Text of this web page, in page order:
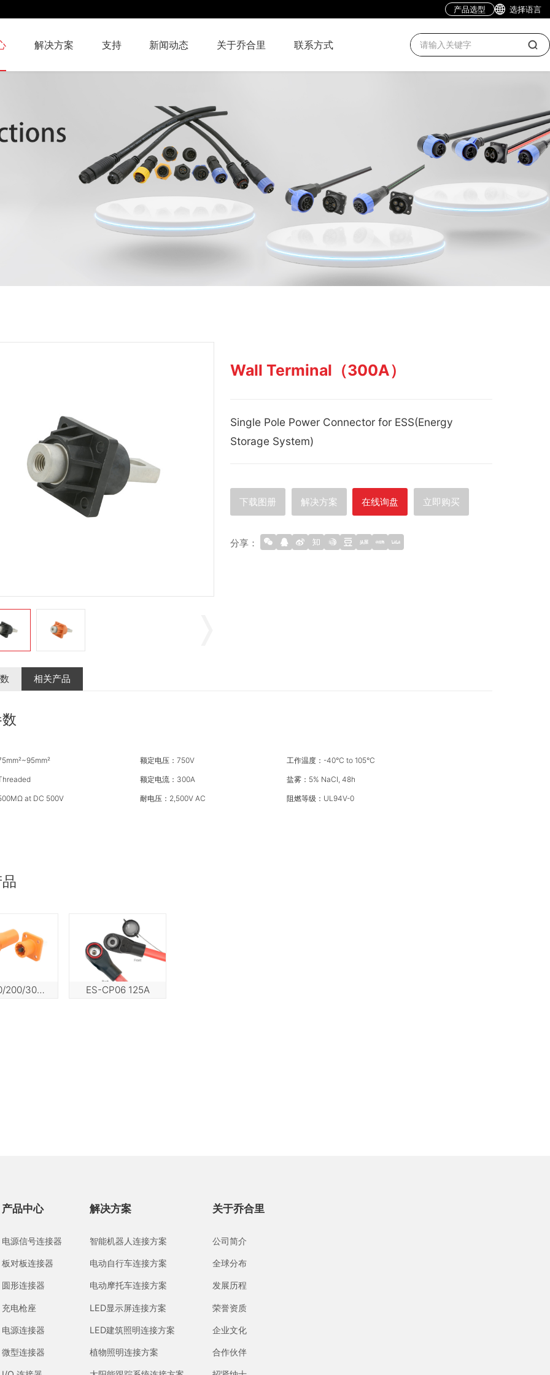
产品选型 选择语言
解决方案 支持 新闻动态 关于乔合里 联系方式
Wall Terminal（300A）
Single Pole Power Connector for ESS(Energy
Storage System)
下载图册 解决方案 在线询盘 立即购买
分享：
相关产品
额定电压：750V 工作温度：-40°C to 105°C
额定电流：300A 盐雾：5% NaCI, 48h
at DC 500V 耐电压：2,500V AC 阻燃等级：UL94V-0
CPL120/200/300 (120A/200A/300A） ES-CP06 125A
产品中心
电源信号连接器
板对板连接器
圆形连接器
充电枪座
电源连接器
微型连接器
解决方案
智能机器人连接方案
电动自行车连接方案
电动摩托车连接方案
LED显示屏连接方案
LED建筑照明连接方案
植物照明连接方案
关于乔合里
公司简介
全球分布
发展历程
荣誉资质
企业文化
合作伙伴